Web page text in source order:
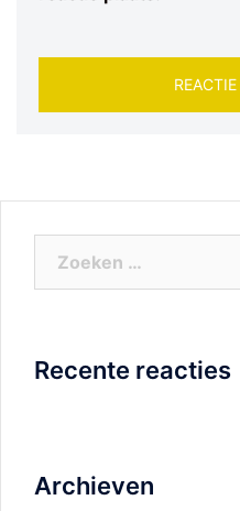
Recente reacties
Archieven